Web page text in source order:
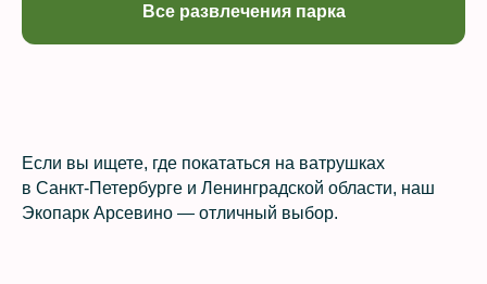
Все развлечения парка
Если вы ищете, где покататься на ватрушках
в Санкт‑Петербурге и Ленинградской области, наш
Экопарк Арсевино — отличный выбор.